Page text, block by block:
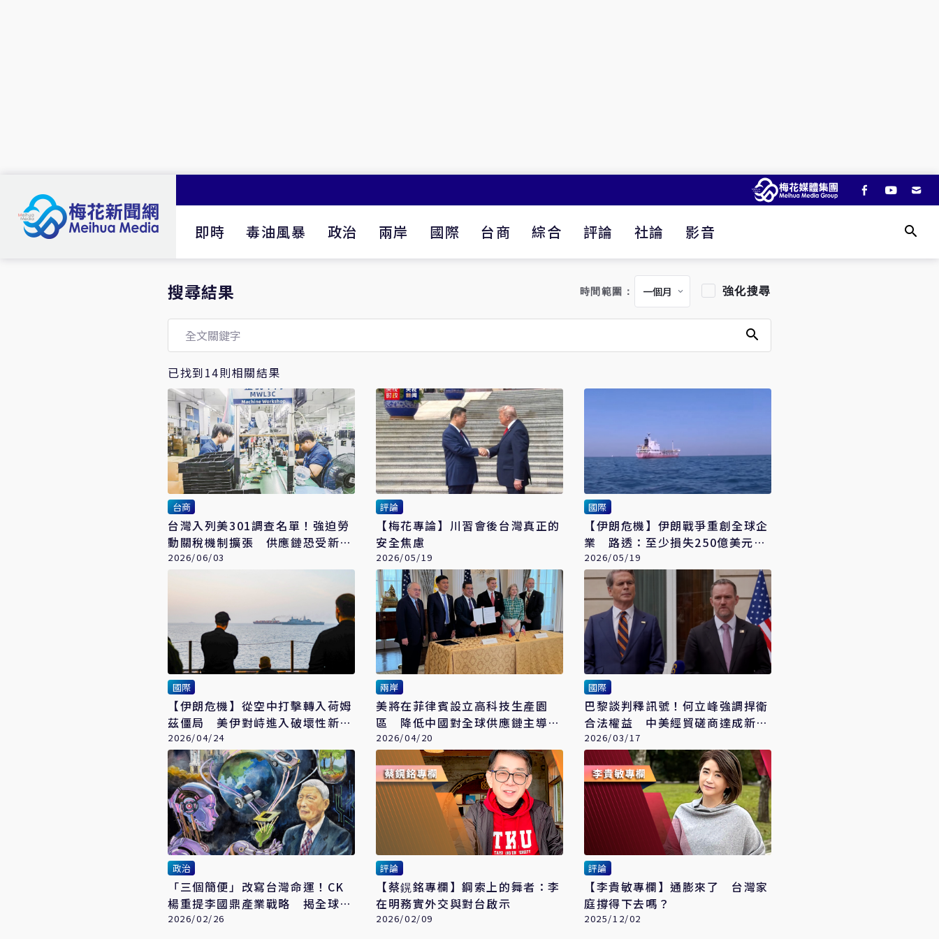
即時 毒油風暴 政治 兩岸 國際 台商 綜合 評論 社論 影音
搜尋結果 時間範圍： 強化搜尋
已找到14則相關結果
台商
台灣入列美301調查名單！強迫勞
動關稅機制擴張 供應鏈恐受新一
輪壓力
2026/06/03
評論
【梅花專論】川習會後台灣真正的
安全焦慮
2026/05/19
國際
【伊朗危機】伊朗戰爭重創全球企
業 路透：至少損失250億美元且
持續攀升
2026/05/19
國際
【伊朗危機】從空中打擊轉入荷姆
茲僵局 美伊對峙進入破壞性新階
段
2026/04/24
兩岸
美將在菲律賓設立高科技生產園
區 降低中國對全球供應鏈主導地
位
2026/04/20
國際
巴黎談判釋訊號！何立峰強調捍衛
合法權益 中美經貿磋商達成新共
識
2026/03/17
政治
「三個簡便」改寫台灣命運！CK
楊重提李國鼎產業戰略 揭全球供
應鏈新定位
2026/02/26
評論
【蔡鎤銘專欄】鋼索上的舞者：李
在明務實外交與對台啟示
2026/02/09
評論
【李貴敏專欄】通膨來了 台灣家
庭撐得下去嗎？
2025/12/02